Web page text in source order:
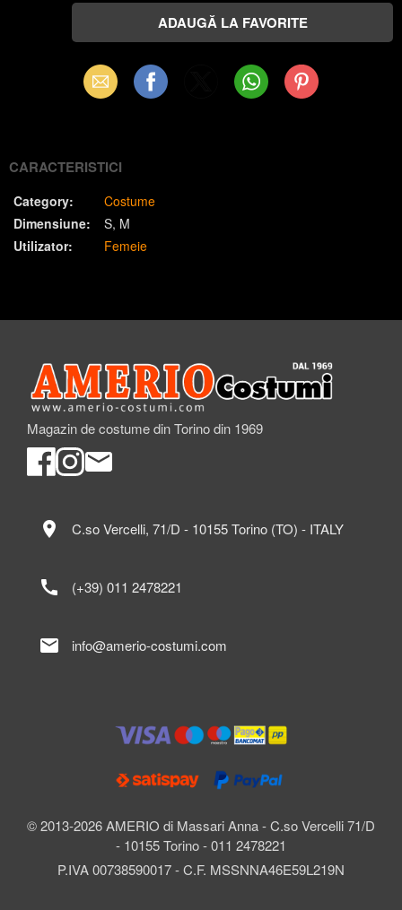
Email Facebook WhatsAppPinterest
CARACTERISTICI
Category:
Costume
Dimensiune:
S M
Utilizator:
Femeie
Magazin de costume din Torino din 1969
© 2013-2026 AMERIO di Massari Anna - C.so Vercelli 71/D
- 10155 Torino - 011 2478221
P.IVA 00738590017 - C.F. MSSNNA46E59L219N
location_on C.so Vercelli, 71/D - 10155 Torino (TO) - ITALY
call (+39) 011 2478221
mail info@amerio-costumi.com